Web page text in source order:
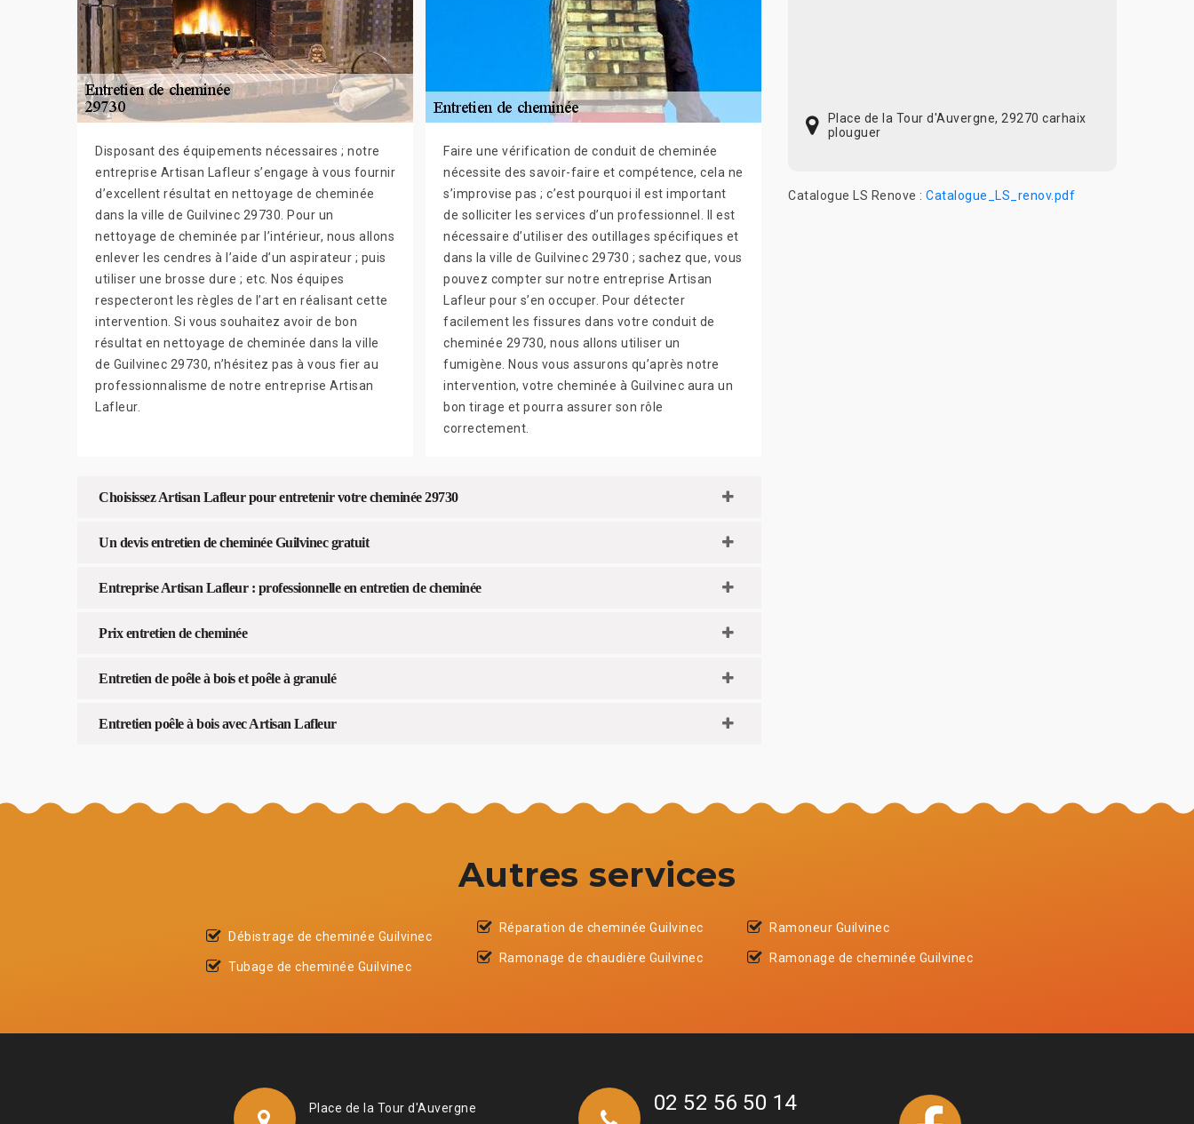
Disposant des équipements nécessaires ; notre
entreprise Artisan Lafleur s’engage à vous fournir
d’excellent résultat en nettoyage de cheminée
dans la ville de Guilvinec 29730. Pour un
nettoyage de cheminée par l’intérieur, nous allons
enlever les cendres à l’aide d’un aspirateur ; puis
utiliser une brosse dure ; etc. Nos équipes
respecteront les règles de l’art en réalisant cette
intervention. Si vous souhaitez avoir de bon
résultat en nettoyage de cheminée dans la ville
de Guilvinec 29730, n’hésitez pas à vous fier au
professionnalisme de notre entreprise Artisan
Lafleur.
Faire une vérification de conduit de cheminée
nécessite des savoir-faire et compétence, cela ne
s’improvise pas ; c’est pourquoi il est important
de solliciter les services d’un professionnel. Il est
nécessaire d’utiliser des outillages spécifiques et
dans la ville de Guilvinec 29730 ; sachez que, vous
pouvez compter sur notre entreprise Artisan
Lafleur pour s’en occuper. Pour détecter
facilement les fissures dans votre conduit de
cheminée 29730, nous allons utiliser un
fumigène. Nous vous assurons qu’après notre
intervention, votre cheminée à Guilvinec aura un
bon tirage et pourra assurer son rôle
correctement.
Choisissez Artisan Lafleur pour entretenir votre cheminée 29730
Un devis entretien de cheminée Guilvinec gratuit
Entreprise Artisan Lafleur : professionnelle en entretien de cheminée
Prix entretien de cheminée
Entretien de poêle à bois et poêle à granulé
Entretien poêle à bois avec Artisan Lafleur
Place de la Tour d'Auvergne, 29270 carhaix
plouguer
Catalogue LS Renove : Catalogue_LS_renov.pdf
Autres services
Débistrage de cheminée Guilvinec
Tubage de cheminée Guilvinec
Réparation de cheminée Guilvinec
Ramonage de chaudière Guilvinec
Ramoneur Guilvinec
Ramonage de cheminée Guilvinec
Place de la Tour d'Auvergne
02 52 56 50 14